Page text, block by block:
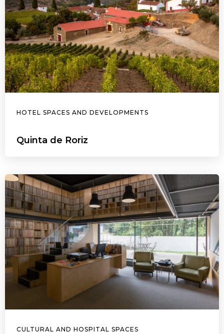
HOTEL SPACES AND DEVELOPMENTS
Quinta de Roriz
CULTURAL AND HOSPITAL SPACES